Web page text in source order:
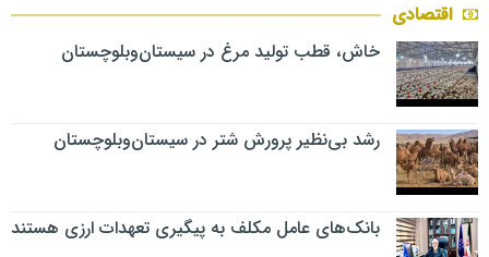
اقتصادی
خاش، قطب تولید مرغ در سیستان‌وبلوچستان
رشد بی‌نظیر پرورش شتر در سیستان‌وبلوچستان
بانک‌های عامل مکلف به پیگیری تعهدات ارزی هستند